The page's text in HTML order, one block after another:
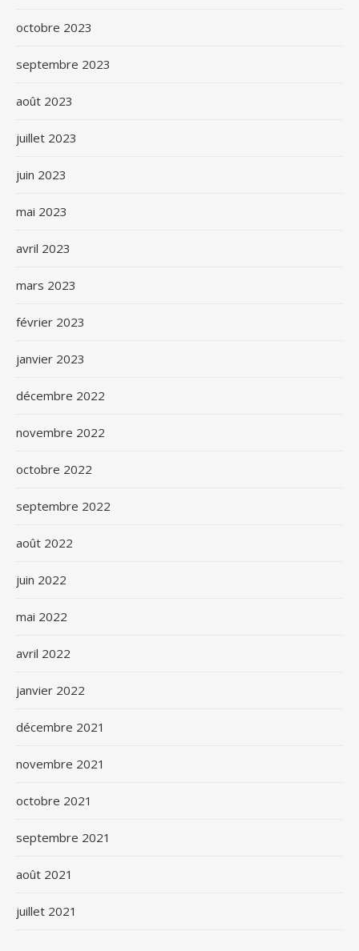
octobre 2023
septembre 2023
août 2023
juillet 2023
juin 2023
mai 2023
avril 2023
mars 2023
février 2023
janvier 2023
décembre 2022
novembre 2022
octobre 2022
septembre 2022
août 2022
juin 2022
mai 2022
avril 2022
janvier 2022
décembre 2021
novembre 2021
octobre 2021
septembre 2021
août 2021
juillet 2021